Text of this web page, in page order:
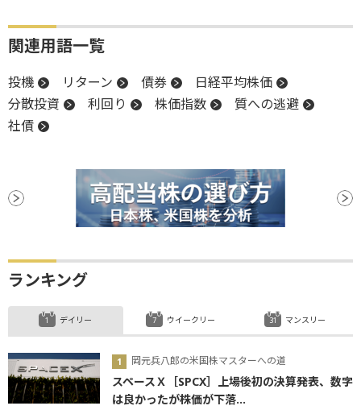
関連用語一覧
投機 リターン 債券
日経平均株価
分散投資
利回り 株価指数
質への逃避
社債
ランキング
デイリー
岡元兵八郎の米国株マスターへの道
スペースＸ［SPCX］上場後初の決算発表、数字
は良かったが株価が下落...
ウイークリー マンスリー